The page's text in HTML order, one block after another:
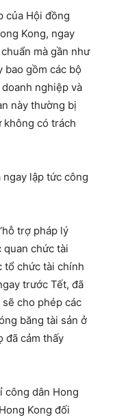
của Hội đồng
Kong, ngay
mà gần như
bao gồm các bộ
nghiệp và
này thường bị
không có trách
ngay lập tức công
trợ pháp lý
quan chức tài
tổ chức tài chính
trước Tết, đã
cho phép các
băng tài sản ở
đã cảm thấy
công dân Hong
Kong đối